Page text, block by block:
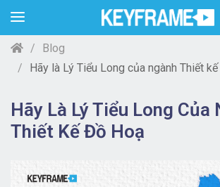
Blog
Hãy là Lý Tiểu Long của ngành Thiết
Hãy Là Lý Tiểu Long Của
Thiết Kế Đồ Hoạ